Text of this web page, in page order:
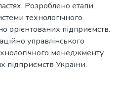
Розроблено етапи
технологічного
орієнтованих підприємств.
управлінського
менеджменту
підприємств України.